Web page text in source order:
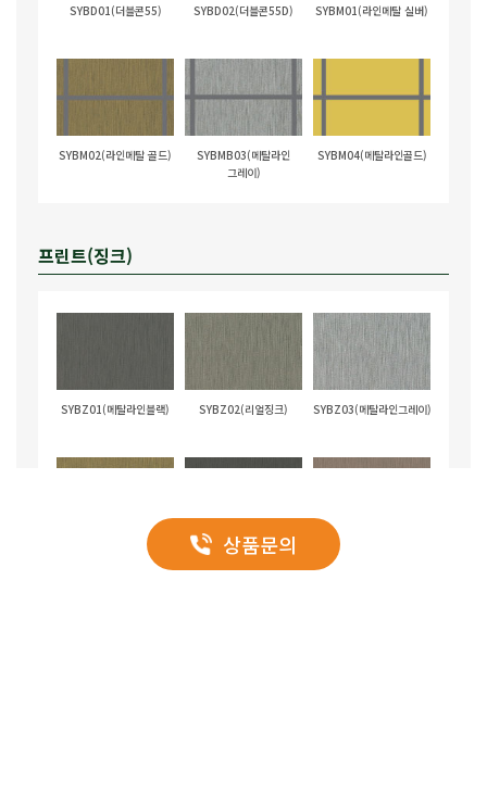
SYBD01(더블콘55) SYBD02(더블콘55D) SYBM01(라인메탈 실버)
SYBM02(라인메탈 골드)
SYBMB03(메탈라인
그레이)
SYBM04(메탈라인골드)
프린트(징크)
SYBZ01(메탈라인블랙) SYBZ02(리얼징크) SYBZ03(메탈라인그레이)
SYBZ04(메탈라인골드) SYBZ05(징크블랙) SYBZ06(징크레드)
상품문의